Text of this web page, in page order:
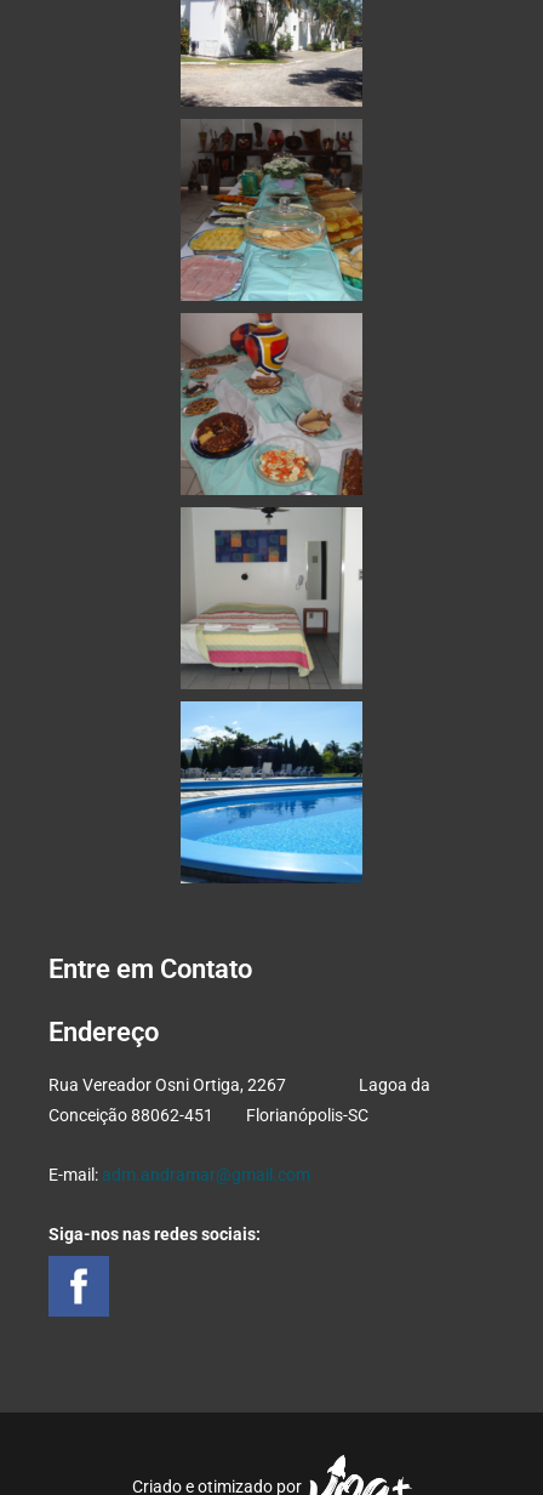
Entre em Contato
Endereço
Rua Vereador Osni Ortiga, 2267 Lagoa da
Conceição 88062-451 Florianópolis-SC
E-mail: adm.andramar@gmail.com
Siga-nos nas redes sociais:
Criado e otimizado por